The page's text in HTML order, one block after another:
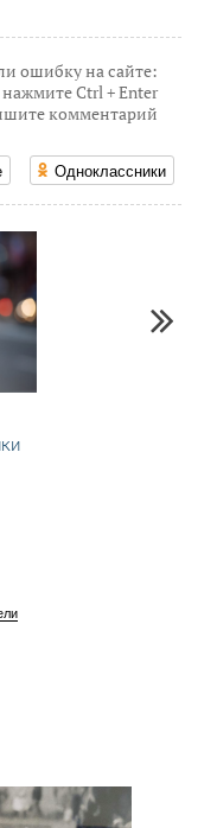
ошибку на сайте:
нажмите Ctrl + Enter
комментарий
Одноклассники